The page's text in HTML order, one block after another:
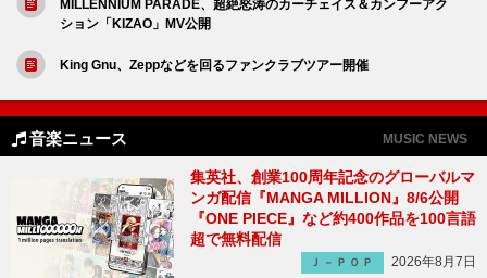
MILLENNIUM PARADE、超絶怒涛のカーチェイス＆カンフーアク
ション「KIZAO」MV公開
King Gnu、Zeppなどを回るファンクラブツアー開催
音楽ニュース MUSIC NEWS
集英社、創業100周年記念のグローバルマ
ンガ配信『MANGA MILLION』8/6公開
『ONE PIECE』など約400作品を100言語
超で無料配信
Ｊ－ＰＯＰ
2026年8月7日